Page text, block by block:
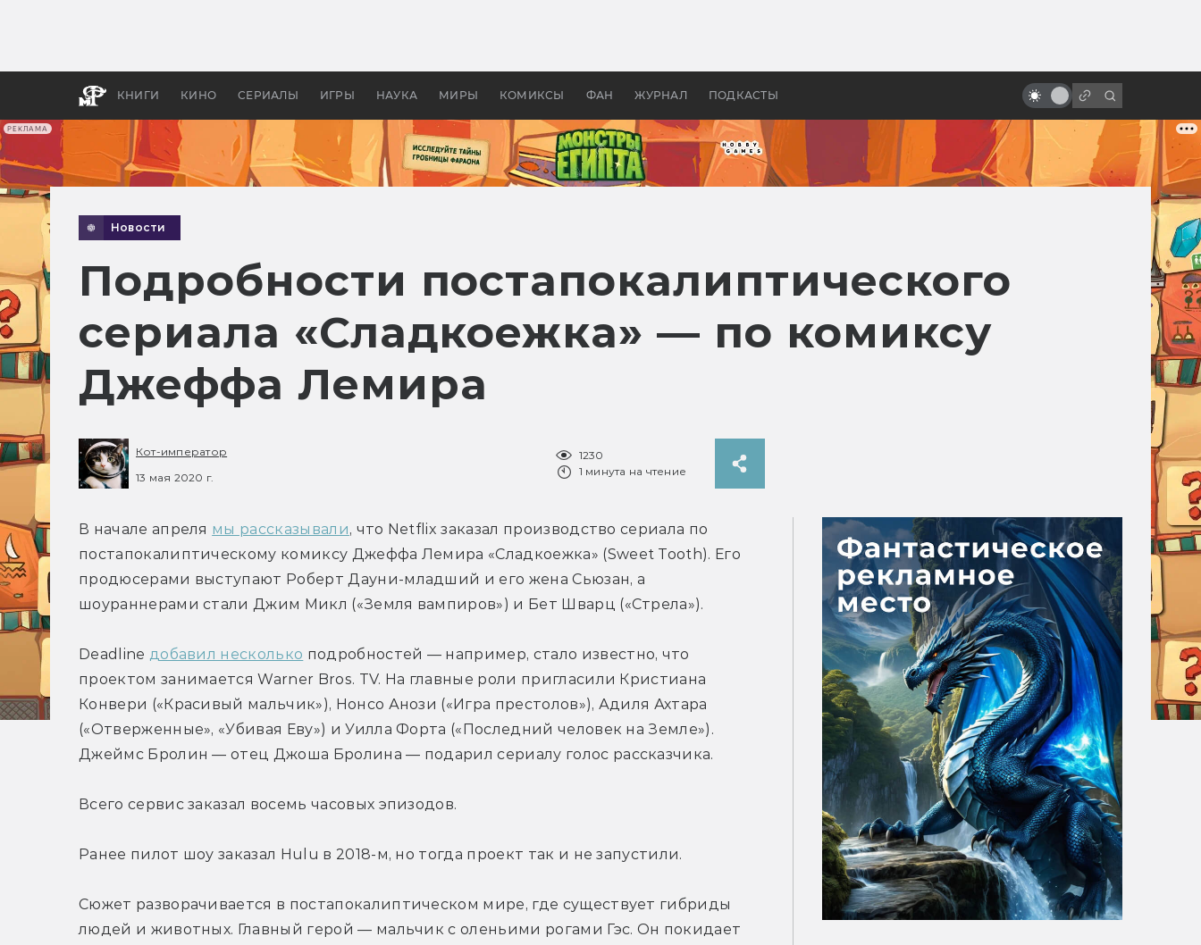
РЕКЛАМА
КНИГИ КИНО СЕРИАЛЫ ИГРЫ НАУКА МИРЫ КОМИКСЫ ФАН ЖУРНАЛ ПОДКАСТЫ
апокалипсис, в России —
бы «Властелина колец»
читаем сценарии
Новости
Подробности постапокалиптического
сериала «Сладкоежка» — по комиксу
Джеффа Лемира
Кот-император
13 мая 2020 г.
1230
1 минута на чтение
В начале апреля мы рассказывали, что Netflix заказал производство сериала по
постапокалиптическому комиксу Джеффа Лемира «Сладкоежка» (Sweet Tooth). Его
продюсерами выступают Роберт Дауни-младший и его жена Сьюзан, а
шоураннерами стали Джим Микл («Земля вампиров») и Бет Шварц («Стрела»).
Deadline добавил несколько подробностей — например, стало известно, что
проектом занимается Warner Bros. TV. На главные роли пригласили Кристиана
Конвери («Красивый мальчик»), Нонсо Анози («Игра престолов»), Адиля Ахтара
(«Отверженные», «Убивая Еву») и Уилла Форта («Последний человек на Земле»).
Джеймс Бролин — отец Джоша Бролина — подарил сериалу голос рассказчика.
Всего сервис заказал восемь часовых эпизодов.
Ранее пилот шоу заказал Hulu в 2018-м, но тогда проект так и не запустили.
Сюжет разворачивается в постапокалиптическом мире, где существует гибриды
людей и животных. Главный герой — мальчик с оленьими рогами Гэс. Он покидает